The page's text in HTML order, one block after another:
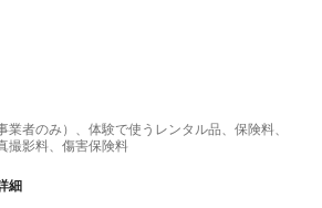
者のみ）、体験で使うレンタル品、保険料、
撮影料、傷害保険料
細